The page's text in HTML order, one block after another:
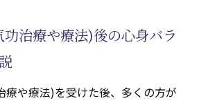
啓気功治療や療法)による首のコ
変化事例
功治療や療法)を続けることで得
ット
治療や療法)後の心身バラ
療や療法)を受けた後、多くの方が